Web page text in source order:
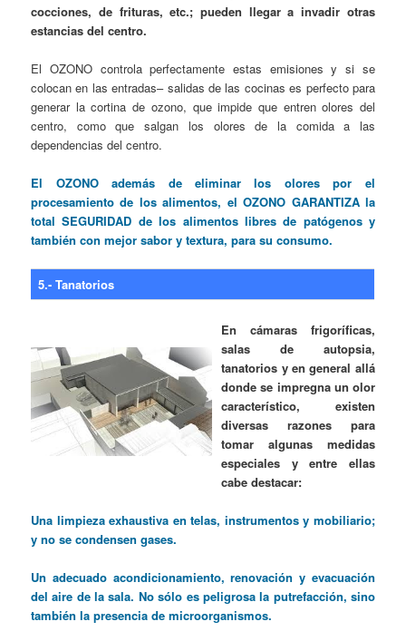
cocciones, de frituras, etc.; pueden llegar a invadir otras
estancias del centro.
El OZONO controla perfectamente estas emisiones y si se
colocan en las entradas– salidas de las cocinas es perfecto para
generar la cortina de ozono, que impide que entren olores del
centro, como que salgan los olores de la comida a las
dependencias del centro.
El OZONO además de eliminar los olores por el
procesamiento de los alimentos, el OZONO GARANTIZA la
total SEGURIDAD de los alimentos libres de patógenos y
también con mejor sabor y textura, para su consumo.
5.- Tanatorios
En cámaras frigoríficas,
salas de autopsia,
tanatorios y en general allá
donde se impregna un olor
característico, existen
diversas razones para
tomar algunas medidas
especiales y entre ellas
cabe destacar:
Una limpieza exhaustiva en telas, instrumentos y mobiliario;
y no se condensen gases.
Un adecuado acondicionamiento, renovación y evacuación
del aire de la sala. No sólo es peligrosa la putrefacción, sino
también la presencia de microorganismos.